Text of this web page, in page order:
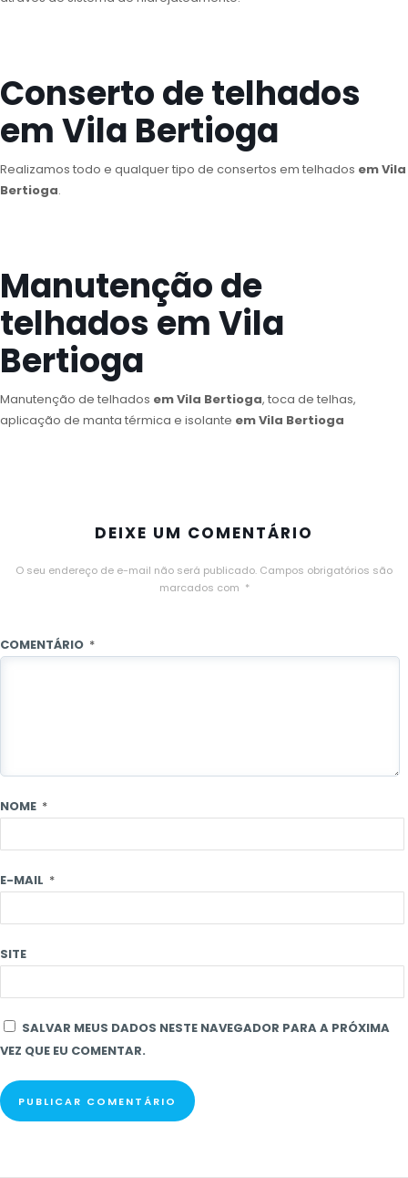
Conserto de telhados
em Vila Bertioga
Realizamos todo e qualquer tipo de consertos em telhados em Vila
Bertioga.
Manutenção de
telhados em Vila
Bertioga
Manutenção de telhados em Vila Bertioga, toca de telhas,
aplicação de manta térmica e isolante em Vila Bertioga
DEIXE UM COMENTÁRIO
O seu endereço de e-mail não será publicado. Campos obrigatórios são
marcados com *
COMENTÁRIO *
NOME *
E-MAIL *
SITE
SALVAR MEUS DADOS NESTE NAVEGADOR PARA A PRÓXIMA
VEZ QUE EU COMENTAR.